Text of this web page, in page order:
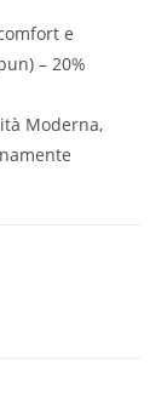
e
– 20%
Moderna,